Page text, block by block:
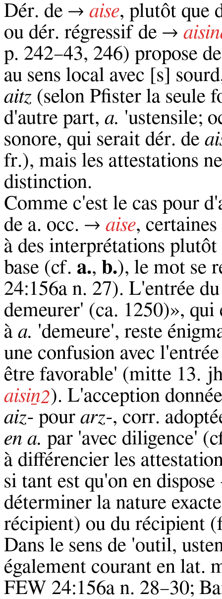
Dér. de → aise, plutôt que
ou dér. régressif de →
p. 242–43, 246) propose
au sens local avec [s]
aitz (selon Pfister la seule
d'autre part, a. 'ustensile;
sonore, qui serait dér. de
fr.), mais les attestations
distinction.
Comme c'est le cas pour
de a. occ. → aise,
à des interprétations
base (cf. a., b.), le mot se
24:156a n. 27). L'entrée
demeurer' (ca. 1250)», qui
à a. 'demeure', reste
une confusion avec
être favorable' (mitte 13.
aisiṉ2). L'acception
aiz‑ pour arz‑, corr.
en a. par 'avec diligence'
à différencier les
si tant est qu'on en
déterminer la nature
récipient) ou du récipient
Dans le sens de 'outil,
également courant en lat.
FEW 24:156a n. 28–30;